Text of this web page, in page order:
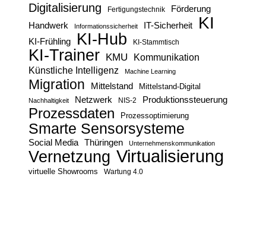
Digitalisierung Fertigungstechnik Förderung
Handwerk Informationssicherheit IT-Sicherheit KI
KI-Frühling KI-Hub KI-Stammtisch
KI-Trainer KMU
Kommunikation
Künstliche Intelligenz
Machine Learning
Migration Mittelstand Mittelstand-Digital
Nachhaltigkeit Netzwerk NIS-2 Produktionssteuerung
Prozessdaten Prozessoptimierung
Smarte Sensorsysteme
Social Media Thüringen Unternehmenskommunikation
Vernetzung Virtualisierung
virtuelle Showrooms Wartung 4.0